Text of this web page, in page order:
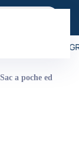
LA SPEDIZIONE È
Sac a poche ed